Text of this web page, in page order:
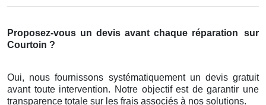
Proposez-vous un devis avant chaque réparation
sur
Courtoin ?
Oui, nous fournissons systématiquement un devis gratuit
avant toute intervention. Notre objectif est de garantir une
transparence totale sur les frais associés à nos solutions.